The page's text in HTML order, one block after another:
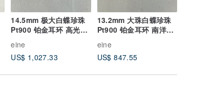
14.5mm 极大白蝶珍珠
Pt900 铂金耳环 高光泽
eine
US$ 1,027.33
13.2mm 大珠白蝶珍珠
Pt900 铂金耳环 南洋珍
eine
US$ 847.55